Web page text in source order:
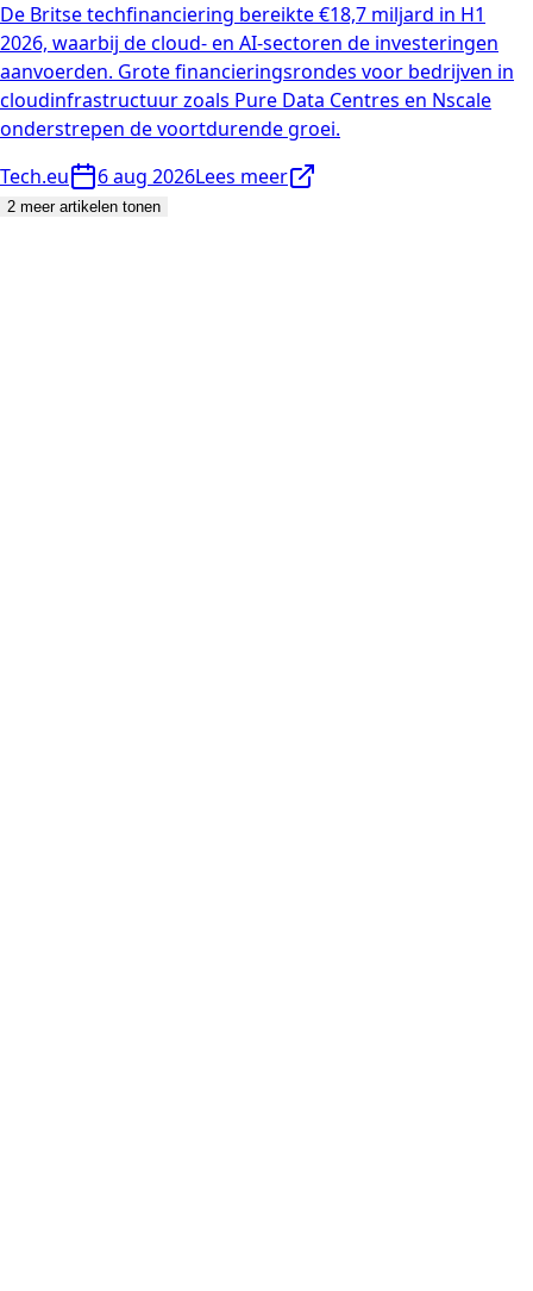
De Britse techfinanciering bereikte €18,7 miljard in H1
2026, waarbij de cloud- en AI-sectoren de investeringen
aanvoerden. Grote financieringsrondes voor bedrijven in
cloudinfrastructuur zoals Pure Data Centres en Nscale
onderstrepen de voortdurende groei.
Tech.eu
6 aug 2026Lees meer
2 meer artikelen tonen